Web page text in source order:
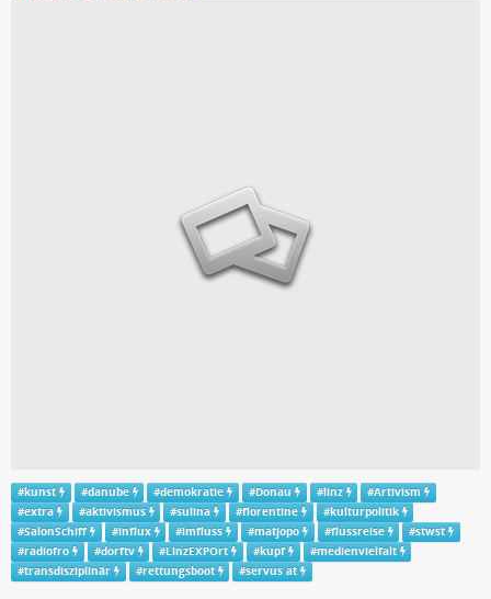
#kunst #danube #demokratie #Donau #linz #Artivism
#extra #aktivismus #sulina #florentine #kulturpolitik
#SalonSchiff #influx #imfluss #matjopo #flussreise #stwst
#radiofro #dorftv #LinzEXPOrt #kupf #medienvielfalt
#transdisziplinär #rettungsboot #servus at